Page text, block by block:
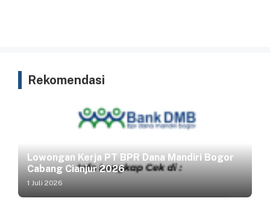
Rekomendasi
Lowongan Kerja PT BPR Dana Mandiri Bogor
Cabang Cianjur 2026
1 Juli 2026